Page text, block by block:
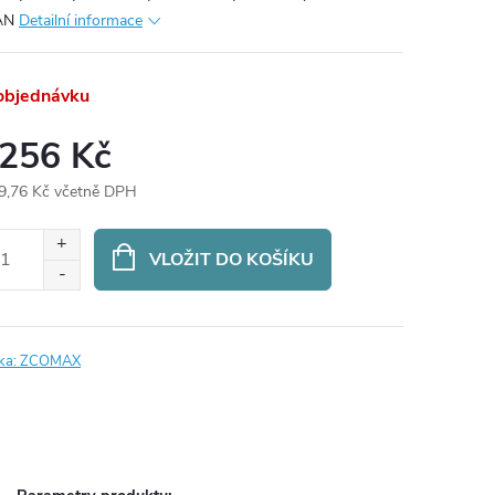
Detailní informace
Kč
Kč včetně DPH
VLOŽIT DO KOŠÍKU
ZCOMAX